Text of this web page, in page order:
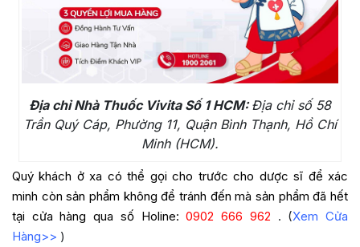
Địa chỉ Nhà Thuốc Vivita Số 1 HCM:Địa chỉ số 58
Trần Quý Cáp, Phường 11, Quận Bình Thạnh, Hồ Chí
Minh (HCM).
Quý khách ở xa có thể gọi cho trước cho dược sĩ để xác
minh còn sản phẩm không để tránh đến mà sản phẩm đã hết
tại cửa hàng qua số Holine: 0902 666 962 . (Xem Cửa
Hàng>> )